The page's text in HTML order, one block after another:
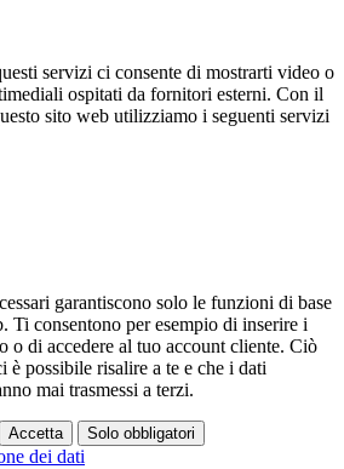
servizi ci consente di mostrarti video o
ospitati da fornitori esterni. Con il
sito web utilizziamo i seguenti servizi
garantiscono solo le funzioni di base
Ti consentono per esempio di inserire i
o di accedere al tuo account cliente. Ciò
è possibile risalire a te e che i dati
mai trasmessi a terzi.
Accetta Solo obbligatori
dei dati